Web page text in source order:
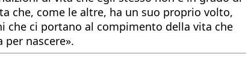
che, come le altre, ha un suo proprio volto,
che ci portano al compimento della vita che
nascere».